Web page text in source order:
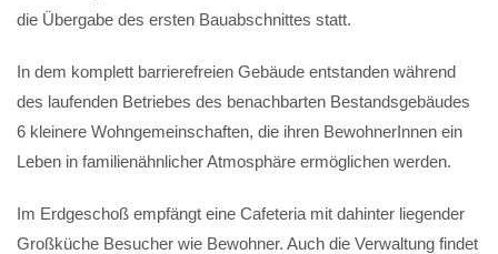
die Übergabe des ersten Bauabschnittes statt.
In dem komplett barrierefreien Gebäude entstanden während
des laufenden Betriebes des benachbarten Bestandsgebäudes
6 kleinere Wohngemeinschaften, die ihren BewohnerInnen ein
Leben in familienähnlicher Atmosphäre ermöglichen werden.
Im Erdgeschoß empfängt eine Cafeteria mit dahinter liegender
Großküche Besucher wie Bewohner. Auch die Verwaltung findet